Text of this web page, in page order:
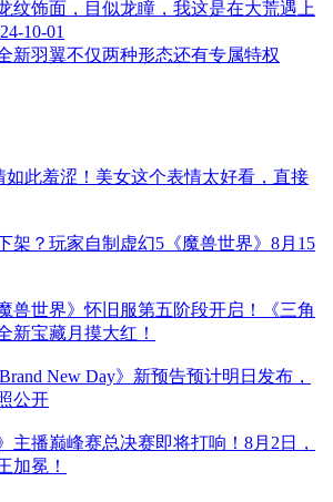
纹饰面，目似龙瞳，我这是在大荒遇上
10-01
新羽翼不仅两种形态还有专属特权
如此羞涩！美女这个表情太好看，直接
架？玩家自制虚幻5《魔兽世界》8月15
兽世界》怀旧服第五阶段开启！《三角
新宝藏月摸大红！
Brand New Day》新预告预计明日发布，
公开
主播巅峰赛总决赛即将打响！8月2日，
加冕！